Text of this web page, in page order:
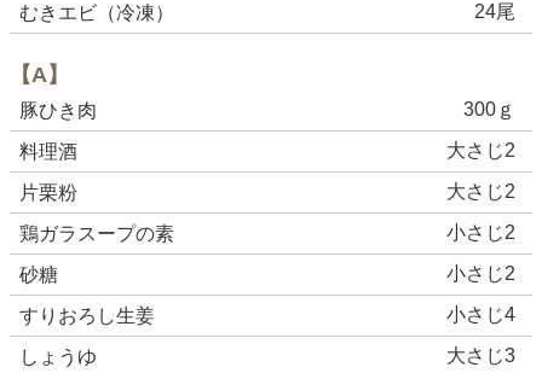
むきエビ（冷凍） 24尾
【A】
豚ひき肉 300ｇ
料理酒 大さじ2
片栗粉 大さじ2
鶏ガラスープの素 小さじ2
砂糖 小さじ2
すりおろし生姜 小さじ4
しょうゆ 大さじ3